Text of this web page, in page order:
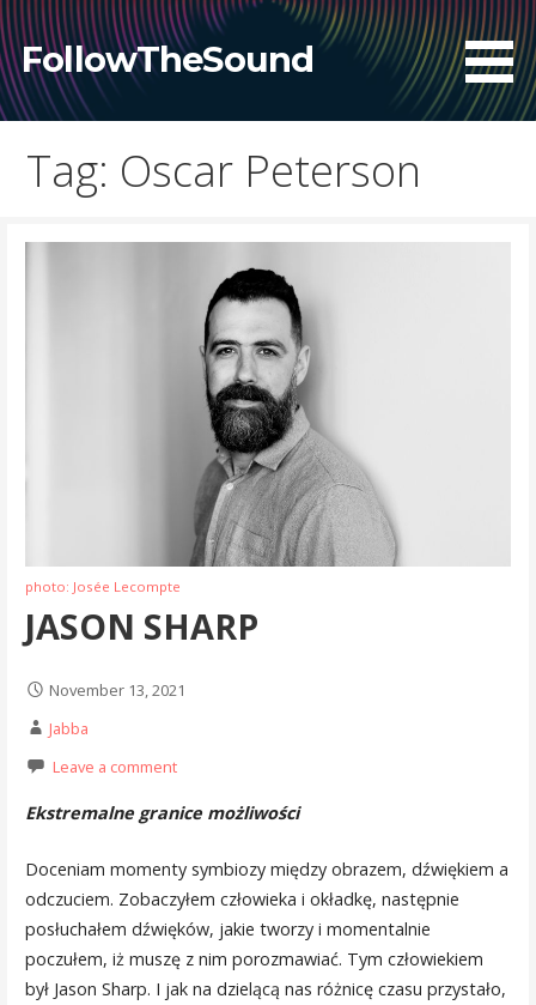
Skip
to
content
FollowTheSound
Tag: Oscar Peterson
photo: Josée Lecompte
JASON SHARP
November 13, 2021
Jabba
Leave a comment
Ekstremalne granice możliwości
Doceniam momenty symbiozy między obrazem, dźwiękiem a
odczuciem. Zobaczyłem człowieka i okładkę, następnie
posłuchałem dźwięków, jakie tworzy i momentalnie
poczułem, iż muszę z nim porozmawiać. Tym człowiekiem
był Jason Sharp. I jak na dzielącą nas różnicę czasu przystało,